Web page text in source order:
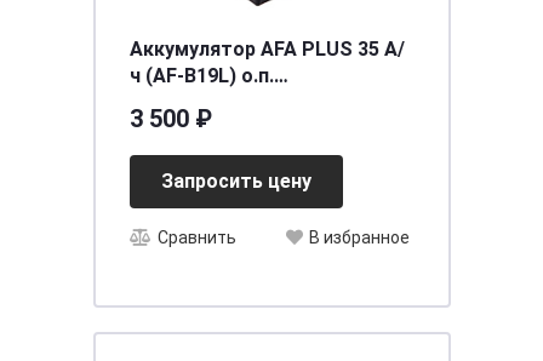
Аккумулятор AFA PLUS 35 А/
ч (AF-B19L) о.п.
3 500 ₽
Запросить цену
Сравнить В избранное